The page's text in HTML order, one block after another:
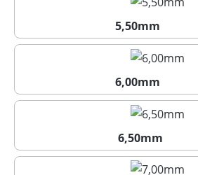
5,50mm
6,00mm
6,50mm